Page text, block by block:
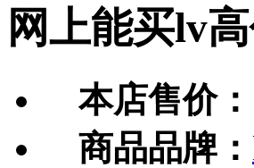
网上能买lv
本店售价：
商品品牌：